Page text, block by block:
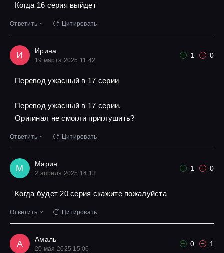
Когда 16 серия выйдет
Ответить Цитировать
И Ирина
19 марта 2025 11:42
1 0
Перевод ужасный в 17 серии
Перевод ужасный в 17 серии.
Оригинал не смогли приглушить?
Ответить Цитировать
М Марин
2 апреля 2025 14:13
1 0
Когда будет 20 серия скажите пожалуйста
Ответить Цитировать
А Амаль
20 мая 2025 15:06
0 1